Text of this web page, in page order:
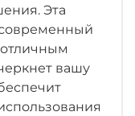
Эта
вашу